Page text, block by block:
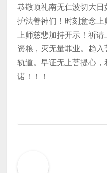
恭敬顶礼南无仁波切大
护法善神们！时刻意念上
上师慈悲加持开示！祈
资粮，灭无量罪业。趋
轨道。早证无上菩提心，
诺！！！